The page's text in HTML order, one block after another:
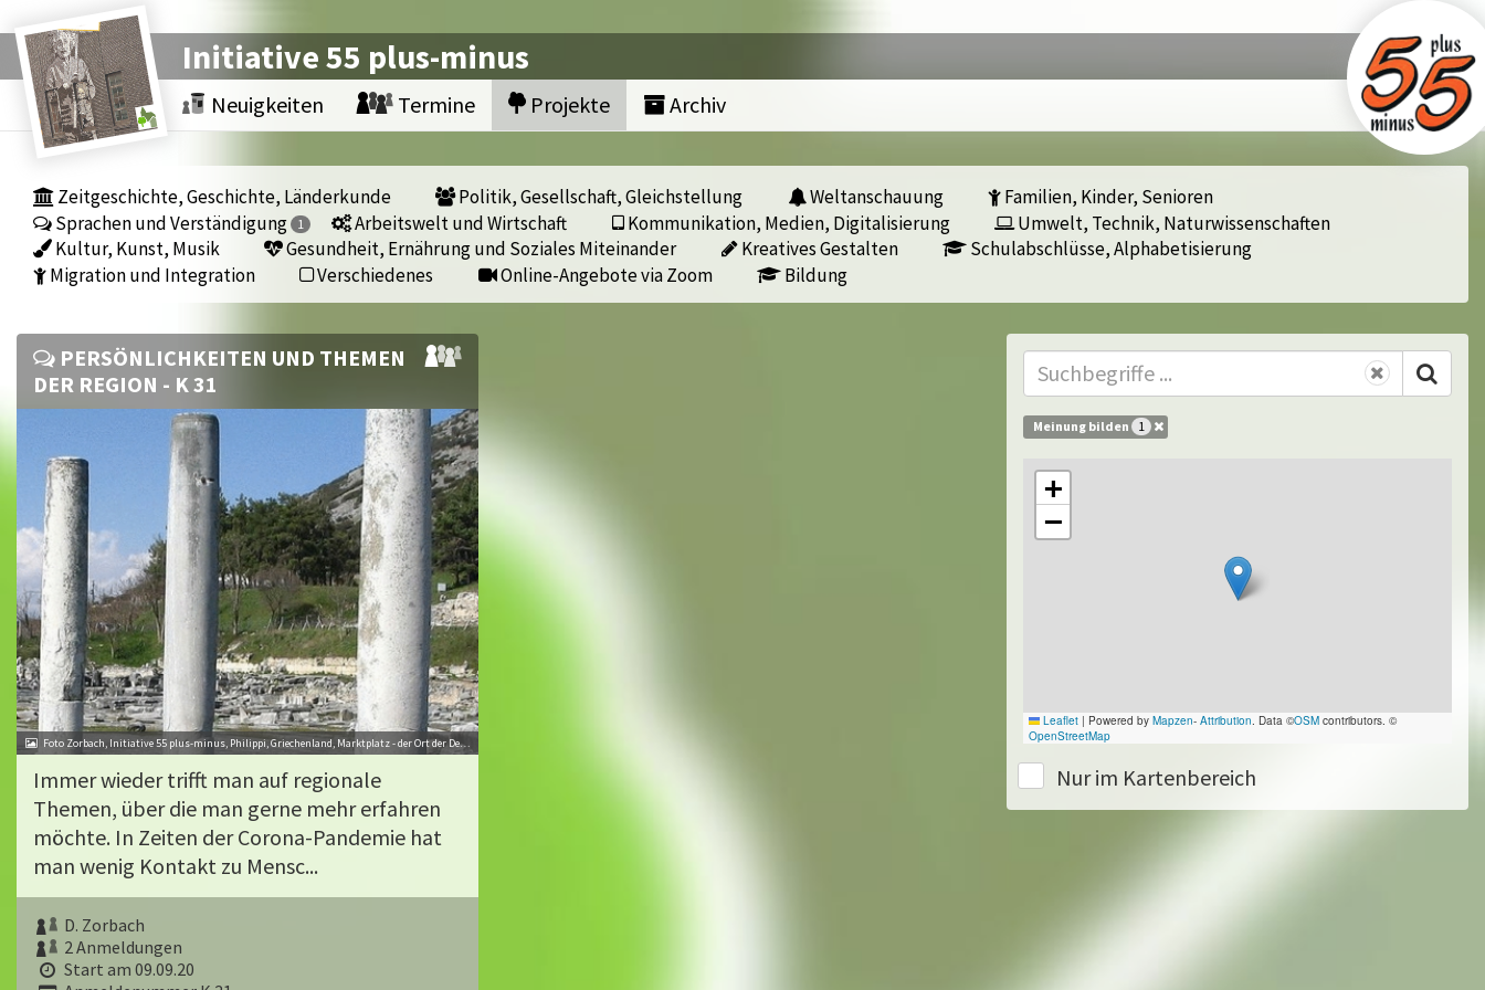
Initiative 55 plus-minus
Neuigkeiten Termine Projekte Archiv
Zeitgeschichte, Geschichte, Länderkunde Politik, Gesellschaft, Gleichstellung Weltanschauung
Familien, Kinder, Senioren
Sprachen und Verständigung
1 Arbeitswelt und Wirtschaft Kommunikation, Medien, Digitalisierung
Umwelt, Technik, Naturwissenschaften
Kultur, Kunst, Musik
Gesundheit, Ernährung und Soziales Miteinander Kreatives Gestalten
Schulabschlüsse, Alphabetisierung
Migration und Integration
Verschiedenes Online-Angebote via Zoom Bildung
Meinung bilden 1
+
−
Leaflet | Powered by Mapzen- Attribution . Data ©OSM contributors. ©
OpenStreetMap
Nur im Kartenbereich
PERSÖNLICHKEITEN UND THEMEN
DER REGION - K 31
Foto Zorbach, Initiative 55 plus-minus, Philippi, Griechenland, Marktplatz - der Ort der Debatte
Immer wieder trifft man auf regionale
Themen, über die man gerne mehr erfahren
möchte. In Zeiten der Corona-Pandemie hat
man wenig Kontakt zu Mensc...
D. Zorbach
2 Anmeldungen
Start am 09.09.20